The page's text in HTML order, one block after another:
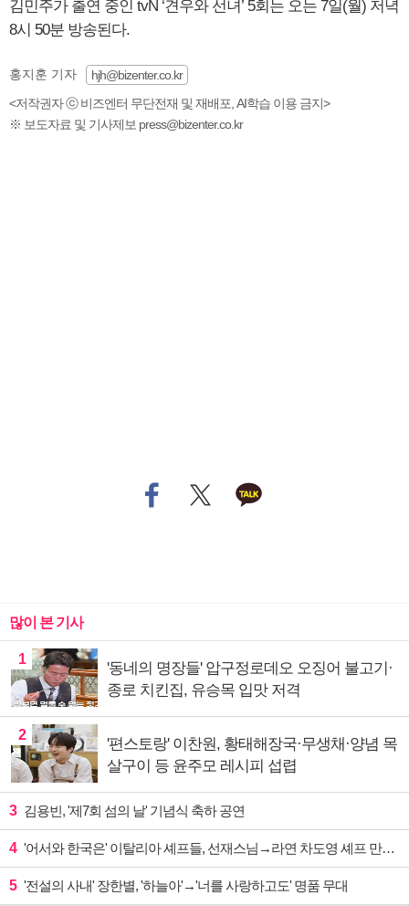
김민주가 출연 중인 tvN ‘견우와 선녀’ 5회는 오는 7일(월) 저녁
8시 50분 방송된다.
홍지훈 기자
hjh@bizenter.co.kr
<저작권자 ⓒ 비즈엔터 무단전재 및 재배포, AI학습 이용 금지>
※ 보도자료 및 기사제보 press@bizenter.co.kr
많이 본 기사
1
'동네의 명장들' 압구정로데오 오징어 불고기·
종로 치킨집, 유승목 입맛 저격
2
'편스토랑' 이찬원, 황태해장국·무생채·양념 목
살구이 등 윤주모 레시피 섭렵
3 김용빈, '제7회 섬의 날' 기념식 축하 공연
4 '어서와 한국은' 이탈리아 셰프들, 선재스님→라연 차도영 셰프 만난다
5 '전설의 사내' 장한별, '하늘아'→'너를 사랑하고도' 명품 무대